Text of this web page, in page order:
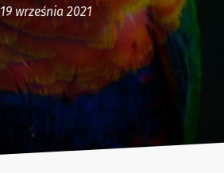
19 września 2021